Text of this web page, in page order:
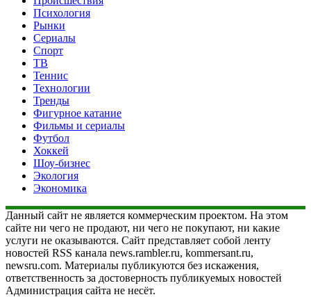
Психология
Рынки
Сериалы
Спорт
ТВ
Теннис
Технологии
Тренды
Фигурное катание
Фильмы и сериалы
Футбол
Хоккей
Шоу-бизнес
Экология
Экономика
Данный сайт не является коммерческим проектом. На этом
сайте ни чего не продают, ни чего не покупают, ни какие
услуги не оказываются. Сайт представляет собой ленту
новостей RSS канала news.rambler.ru, kommersant.ru,
newsru.com. Материалы публикуются без искажения,
ответственность за достоверность публикуемых новостей
Администрация сайта не несёт.